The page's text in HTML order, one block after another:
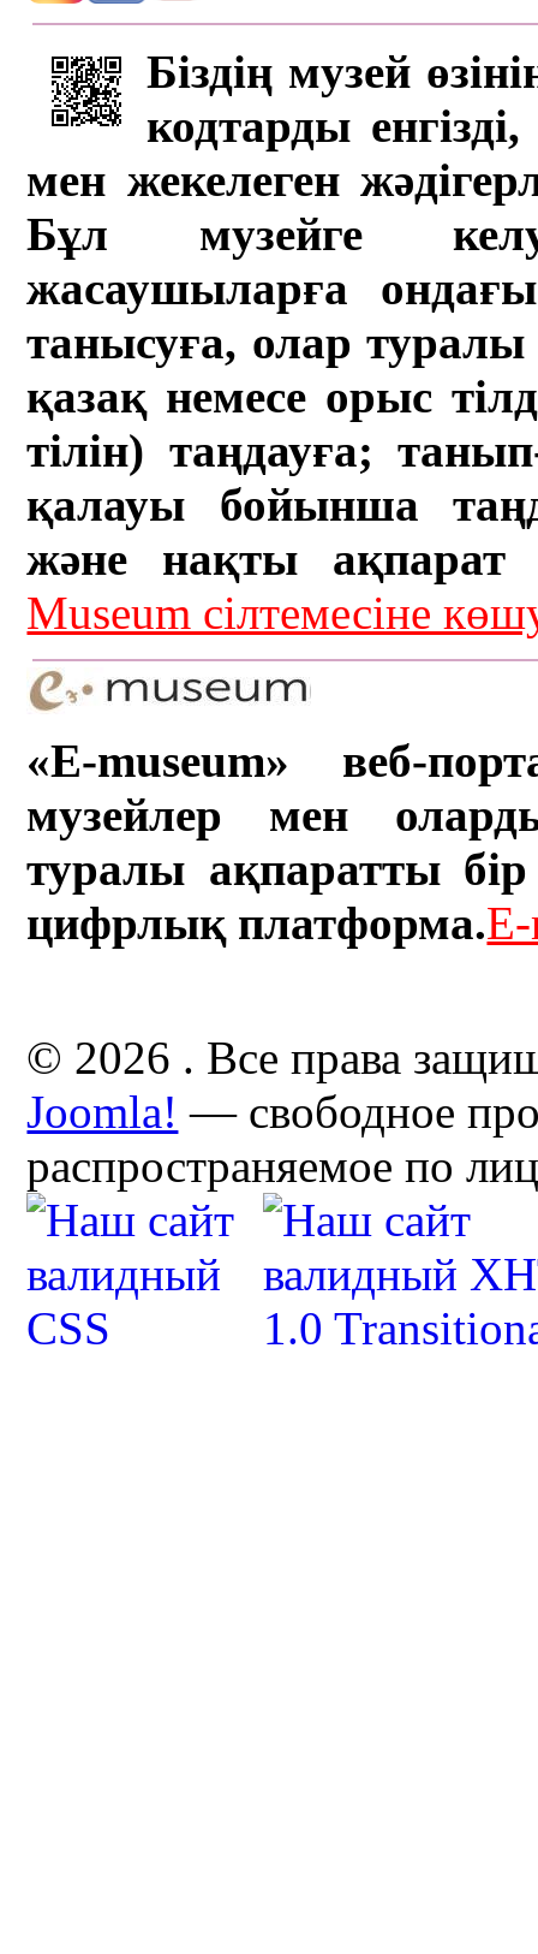
Біздің музей
кодтарды
мен жекелеген
Бұл музейге
жасаушыларға
танысуға, олар туралы
қазақ немесе орыс
тілін) таңдауға;
қалауы бойынша
және нақты ақпарат
Museum сілтемесіне
«E-museum» веб-
музейлер мен
туралы ақпаратты бір
цифрлық платформа.
© 2026 . Все права
Joomla! — свободное
распространяемое по